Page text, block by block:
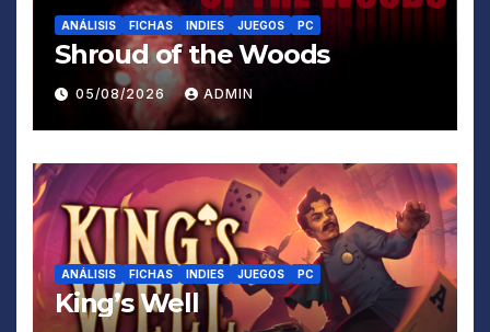
ANÁLISIS FICHAS INDIES JUEGOS PC
Shroud of the Woods
05/08/2026 ADMIN
ANÁLISIS FICHAS INDIES JUEGOS PC
King’s Well